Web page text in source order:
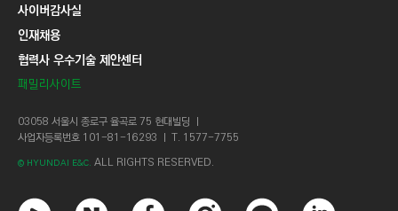
사이버감사실
인재채용
협력사 우수기술 제안센터
패밀리사이트
03058 서울시 종로구 율곡로 75 현대빌딩 ㅣ
사업자등록번호 101-81-16293 ㅣ T. 1577-7755
© HYUNDAI E&C. ALL RIGHTS RESERVED.